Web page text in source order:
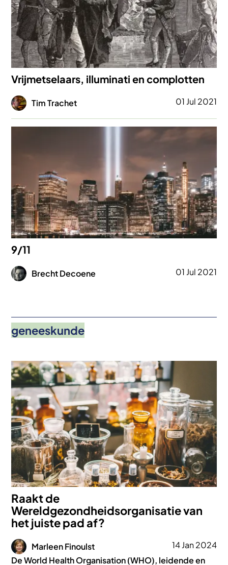
Vrijmetselaars, illuminati en complotten
Afbeelding
Tim Trachet 01 Jul 2021
9/11
Afbeelding
Brecht Decoene 01 Jul 2021
geneeskunde
Afbeelding
Raakt de
Wereldgezondheidsorganisatie van
het juiste pad af?
Afbeelding
Marleen Finoulst
14 Jan 2024
De World Health Organisation (WHO), leidende en